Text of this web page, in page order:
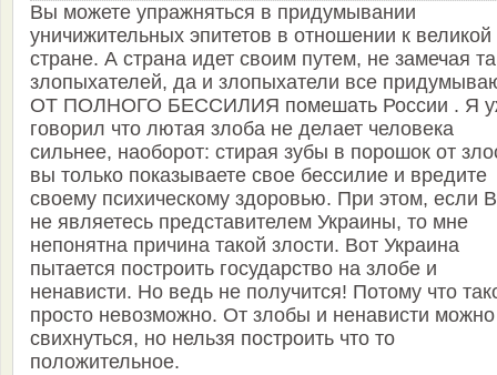
Вы можете упражняться в придумывании
уничижительных эпитетов в отношении к великой
стране. А страна идет своим путем, не замечая
злопыхателей, да и злопыхатели все
ОТ ПОЛНОГО БЕССИЛИЯ помешать России . Я
говорил что лютая злоба не делает человека
сильнее, наоборот: стирая зубы в порошок от
вы только показываете свое бессилие и вредите
своему психическому здоровью. При этом, если
не являетесь представителем Украины, то мне
непонятна причина такой злости. Вот Украина
пытается построить государство на злобе и
ненависти. Но ведь не получится! Потому что
просто невозможно. От злобы и ненависти можно
свихнуться, но нельзя построить что то
положительное.